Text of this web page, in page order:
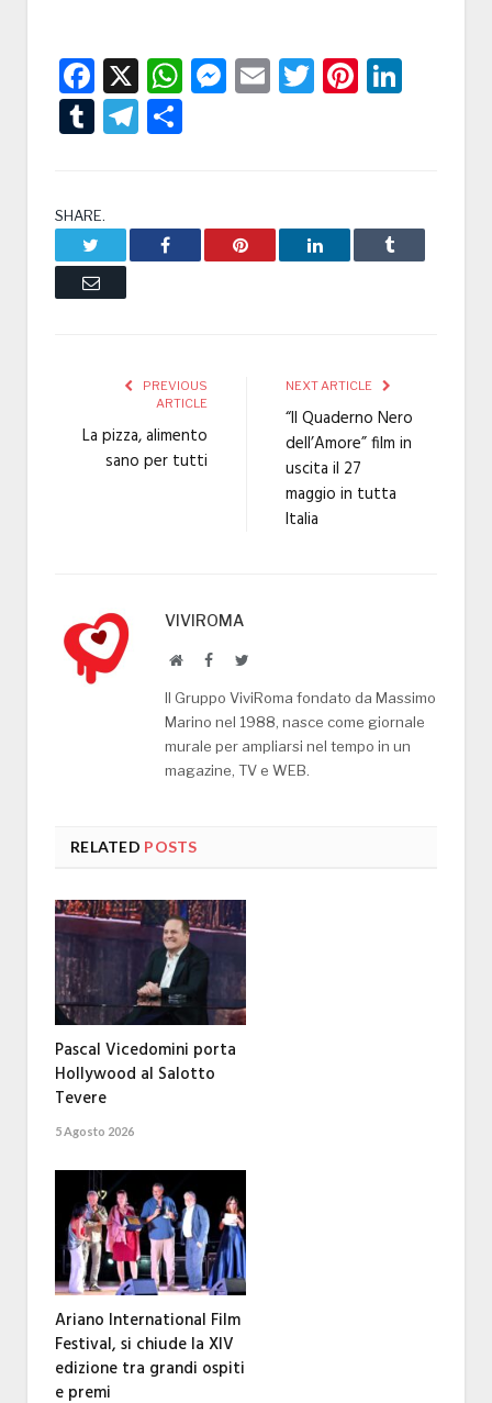
Facebook
X WhatsApp
Messenger
EmailTwitter
TumblrTelegram
SHARE.
Facebook Pinterest LinkedIn Tumblr
Email
PREVIOUS
ARTICLE
La pizza, alimento
sano per tutti
NEXT ARTICLE
“Il Quaderno Nero
dell’Amore” film in
uscita il 27
maggio in tutta
Italia
VIVIROMA
WebsiteFacebookTwitter
Il Gruppo ViviRoma fondato da Massimo
Marino nel 1988, nasce come giornale
murale per ampliarsi nel tempo in un
magazine, TV e WEB.
RELATED POSTS
Pascal Vicedomini porta
Hollywood al Salotto
Tevere
5 Agosto 2026
Ariano International Film
Festival, si chiude la XIV
edizione tra grandi ospiti
e premi